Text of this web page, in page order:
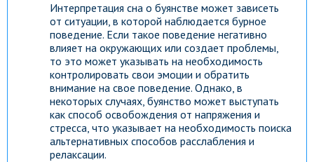
Интерпретация сна о буянстве может зависеть
от ситуации, в которой наблюдается бурное
поведение. Если такое поведение негативно
влияет на окружающих или создает проблемы,
то это может указывать на необходимость
контролировать свои эмоции и обратить
внимание на свое поведение. Однако, в
некоторых случаях, буянство может выступать
как способ освобождения от напряжения и
стресса, что указывает на необходимость поиска
альтернативных способов расслабления и
релаксации.